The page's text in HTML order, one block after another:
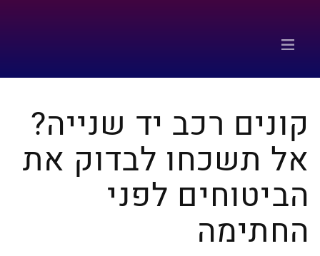
קונים רכב יד שנייה?
אל תשכחו לבדוק את
הביטוחים לפני
החתימה